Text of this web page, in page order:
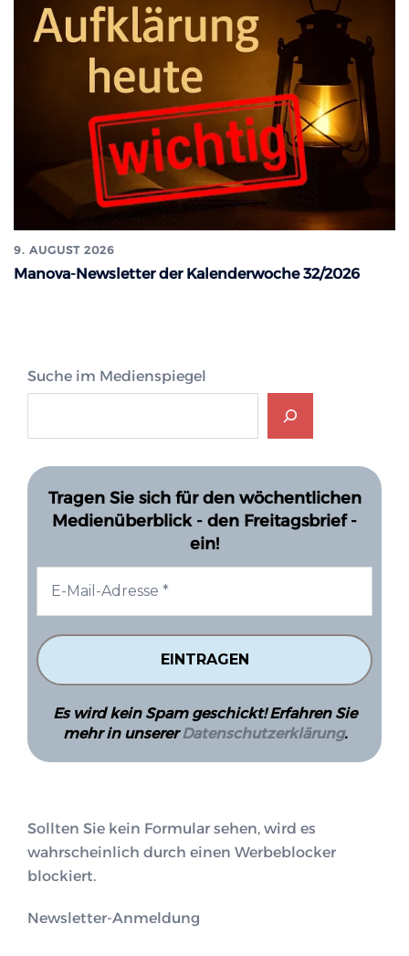
9. AUGUST 2026
Manova-Newsletter der Kalenderwoche 32/2026
Suche im Medienspiegel
Tragen Sie sich für den wöchentlichen
Medienüberblick - den Freitagsbrief -
ein!
Es wird kein Spam geschickt! Erfahren Sie
mehr in unsererDatenschutzerklärung.
Sollten Sie kein Formular sehen, wird es
wahrscheinlich durch einen Werbeblocker
blockiert.
Newsletter-Anmeldung